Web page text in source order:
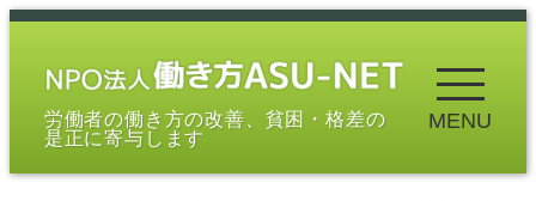
メ
労働者の働き方の改善、貧困・格差の
是正に寄与します
MENU